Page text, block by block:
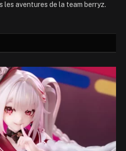
les aventures de la team berryz.